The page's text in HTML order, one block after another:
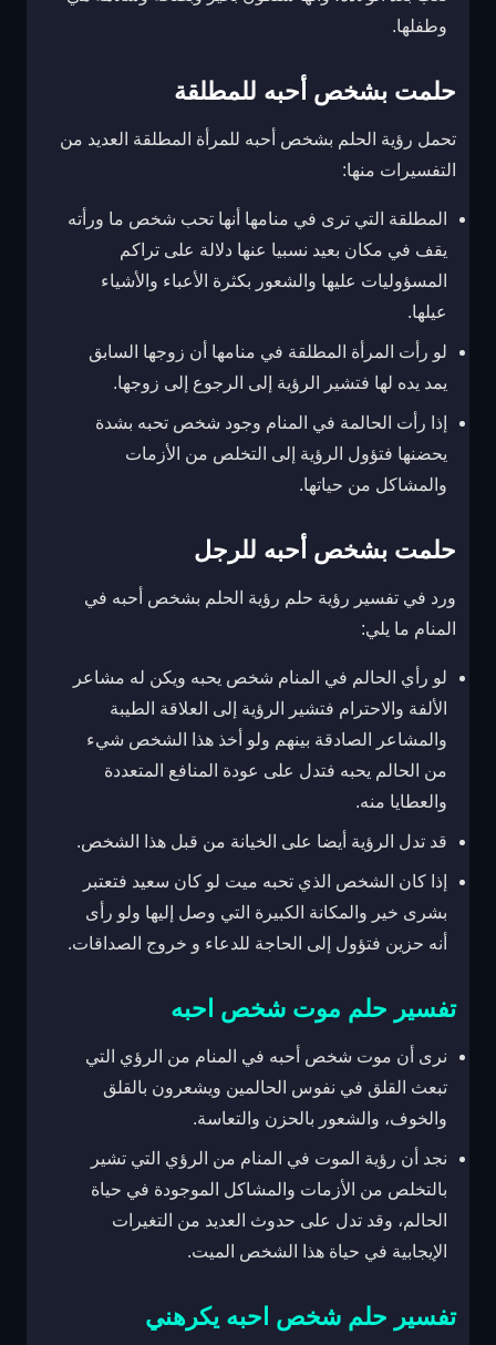
وطفلها.
حلمت بشخص أحبه للمطلقة
تحمل رؤية الحلم بشخص أحبه للمرأة المطلقة العديد من
التفسيرات منها:
المطلقة التي ترى في منامها أنها تحب شخص ما ورأته
يقف في مكان بعيد نسبيا عنها دلالة على تراكم
المسؤوليات عليها والشعور بكثرة الأعباء والأشياء
عيلها.
لو رأت المرأة المطلقة في منامها أن زوجها السابق
يمد يده لها فتشير الرؤية إلى الرجوع إلى زوجها.
إذا رأت الحالمة في المنام وجود شخص تحبه بشدة
يحضنها فتؤول الرؤية إلى التخلص من الأزمات
والمشاكل من حياتها.
حلمت بشخص أحبه للرجل
ورد في تفسير رؤية حلم رؤية الحلم بشخص أحبه في
المنام ما يلي:
لو رأي الحالم في المنام شخص يحبه ويكن له مشاعر
الألفة والاحترام فتشير الرؤية إلى العلاقة الطيبة
والمشاعر الصادقة بينهم ولو أخذ هذا الشخص شيء
من الحالم يحبه فتدل على عودة المنافع المتعددة
والعطايا منه.
قد تدل الرؤية أيضا على الخيانة من قبل هذا الشخص.
إذا كان الشخص الذي تحبه ميت لو كان سعيد فتعتبر
بشرى خير والمكانة الكبيرة التي وصل إليها ولو رأى
أنه حزين فتؤول إلى الحاجة للدعاء و خروج الصداقات.
تفسير حلم موت شخص احبه
نرى أن موت شخص أحبه في المنام من الرؤي التي
تبعث القلق في نفوس الحالمين ويشعرون بالقلق
والخوف، والشعور بالحزن والتعاسة.
نجد أن رؤية الموت في المنام من الرؤي التي تشير
بالتخلص من الأزمات والمشاكل الموجودة في حياة
الحالم، وقد تدل على حدوث العديد من التغيرات
الإيجابية في حياة هذا الشخص الميت.
تفسير حلم شخص احبه يكرهني